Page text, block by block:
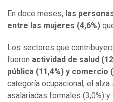
En doce meses, las
entre las mujeres (4,6%)
Los sectores que
fueron actividad de salud
pública (11,4%) y comercio
categoría ocupacional, el
asalariadas formales (3,0%) y